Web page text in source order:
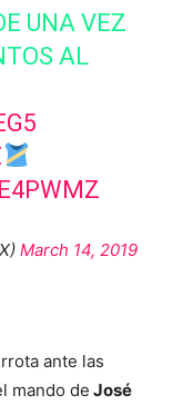
UNA VEZ
AL
March 14, 2019
ante las
mando de José